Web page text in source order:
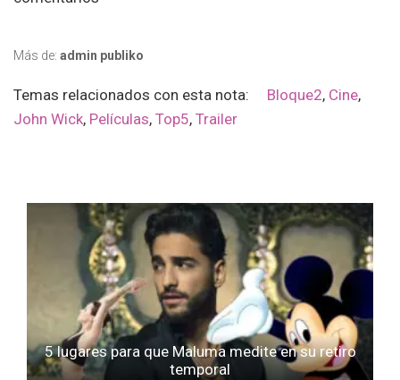
Más de: admin publiko
Temas relacionados con esta nota: Bloque2, Cine,
John Wick, Películas, Top5, Trailer
5 lugares para que Maluma medite en su retiro
temporal